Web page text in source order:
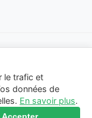
de mise en
-Contact
le trafic et
données de
En savoir plus.